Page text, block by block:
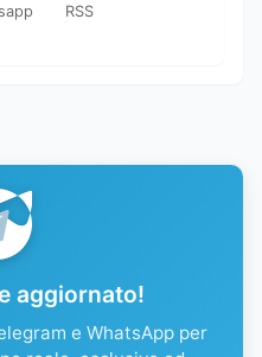
RSS
aggiornato!
e WhatsApp per